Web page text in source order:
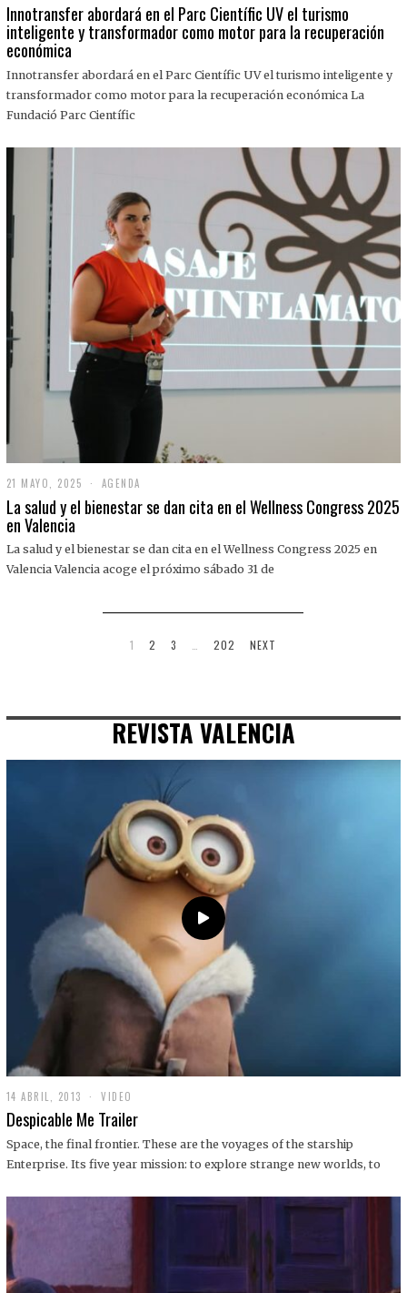
M
A
Y
,
0
2
Innotransfer abordará en el Parc Científic UV el turismo
inteligente y transformador como motor para la recuperación
económica
Innotransfer abordará en el Parc Científic UV el turismo inteligente y
transformador como motor para la recuperación económica La
Fundació Parc Científic
21 MAYO, 2025
1
M
O
,
AGENDA
La salud y el bienestar se dan cita en el Wellness Congress 2025
en Valencia
La salud y el bienestar se dan cita en el Wellness Congress 2025 en
Valencia Valencia acoge el próximo sábado 31 de
1 2 3 202 NEXT
REVISTA VALENCIA
14 ABRIL, 2013
9
D
C
I
1
VIDEO
Despicable Me Trailer
Space, the final frontier. These are the voyages of the starship
Enterprise. Its five year mission: to explore strange new worlds, to